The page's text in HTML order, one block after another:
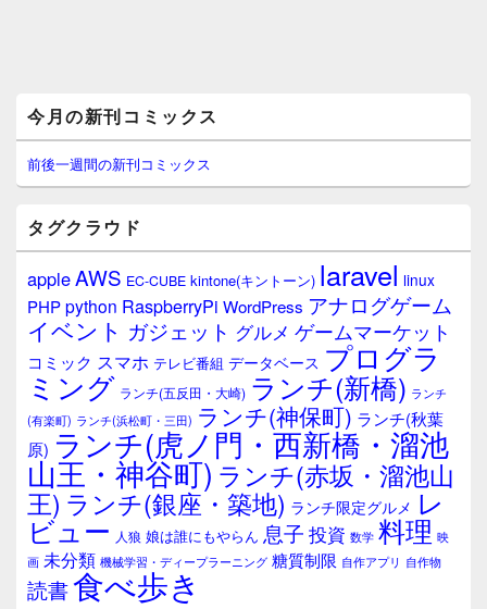
イ
ン
サ
イ
ウ
ィ
ジ
ェ
ア
今月の新刊コミックス
前後一週間の新刊コミックス
タグクラウド
appleAWS EC-CUBE kintone(キントーン) laravel linux
PHPpython RaspberryPi WordPress アナログゲーム
イベント ガジェット グルメ ゲームマーケット
コミック スマホ テレビ番組 データベース プログラ
ミング ランチ(五反田・大崎) ランチ(新橋) ランチ
(有楽町) ランチ(浜松町・三田) ランチ(神保町) ランチ(秋葉
原) ランチ(虎ノ門・西新橋・溜池
山王・神谷町) ランチ(赤坂・溜池山
王) ランチ(銀座・築地) ランチ限定グルメ レ
ビュー 人狼 娘は誰にもやらん 息子 投資 数学 料理 映
画 未分類 機械学習・ディープラーニング 糖質制限 自作アプリ 自作物
読書食べ歩き